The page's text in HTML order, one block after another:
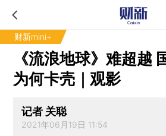
财新mini+
《流浪地球》难超越
为何卡壳｜观影
记者 关聪
2021年06月19日 11:54